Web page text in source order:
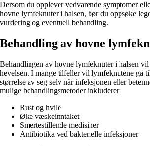
Dersom du opplever vedvarende symptomer
hovne lymfeknuter i halsen, bør du oppsøke
vurdering og eventuell behandling.
Behandling av hovne
Behandlingen av hovne lymfeknuter i halsen vil
hevelsen. I mange tilfeller vil lymfeknutene gå
størrelse av seg selv når infeksjonen eller
mulige behandlingsmetoder inkluderer:
Rust og hvile
Øke væskeinntaket
Smertestillende medisiner
Antibiotika ved bakterielle infeksjoner